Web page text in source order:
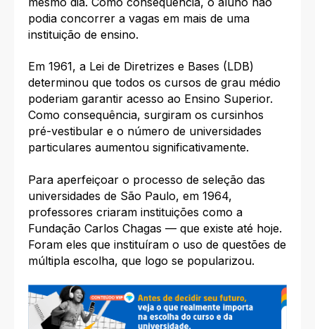
podia concorrer a vagas em mais de uma
instituição de ensino.
Em 1961, a Lei de Diretrizes e Bases (LDB)
determinou que todos os cursos de grau médio
poderiam garantir acesso ao Ensino Superior.
Como consequência, surgiram os cursinhos
pré-vestibular e o número de universidades
particulares aumentou significativamente.
Para aperfeiçoar o processo de seleção das
universidades de São Paulo, em 1964,
professores criaram instituições como a
Fundação Carlos Chagas — que existe até hoje.
Foram eles que instituíram o uso de questões de
múltipla escolha, que logo se popularizou.